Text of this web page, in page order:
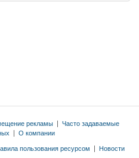
рекламы | Часто задаваемые
| О компании
пользования ресурсом | Новости